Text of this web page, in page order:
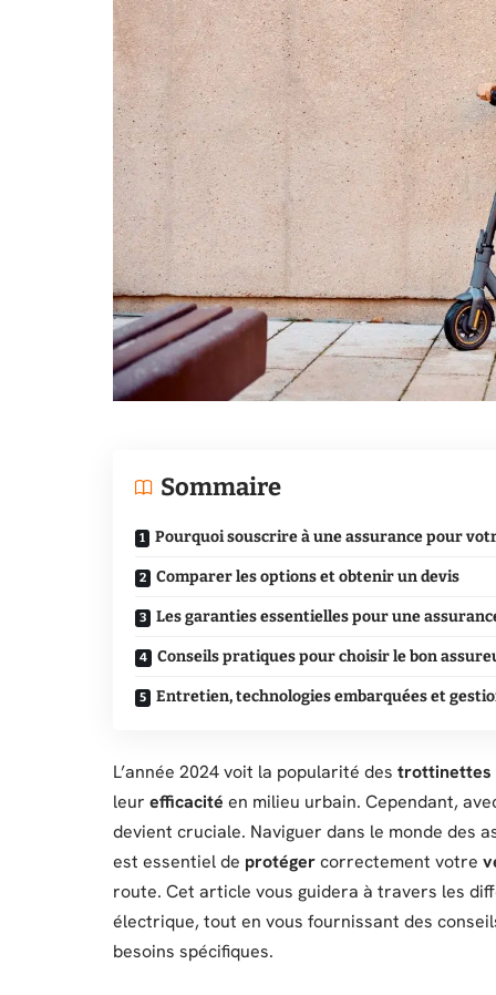
Sommaire
Pourquoi souscrire à une assurance pour
Comparer les options et obtenir un devis
Les garanties essentielles pour une
Conseils pratiques pour choisir le bon
Entretien, technologies embarquées et
L’année 2024 voit la popularité des trottinettes
leur efficacité en milieu urbain. Cependant,
devient cruciale. Naviguer dans le monde des
est essentiel de protégercorrectement votre
route. Cet article vous guidera à travers les
électrique, tout en vous fournissant des
besoins spécifiques.